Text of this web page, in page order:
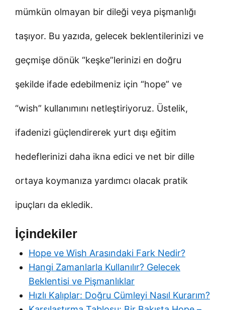
mümkün olmayan bir dileği veya pişmanlığı
taşıyor. Bu yazıda, gelecek beklentilerinizi ve
geçmişe dönük “keşke”lerinizi en doğru
şekilde ifade edebilmeniz için “hope” ve
“wish” kullanımını netleştiriyoruz. Üstelik,
ifadenizi güçlendirerek yurt dışı eğitim
hedeflerinizi daha ikna edici ve net bir dille
ortaya koymanıza yardımcı olacak pratik
ipuçları da ekledik.
İçindekiler
Hope ve Wish Arasındaki Fark Nedir?
Hangi Zamanlarla Kullanılır? Gelecek
Beklentisi ve Pişmanlıklar
Hızlı Kalıplar: Doğru Cümleyi Nasıl Kurarım?